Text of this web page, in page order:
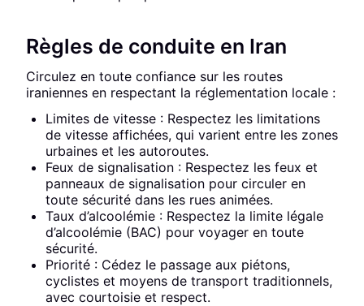
Règles de conduite en Iran
Circulez en toute confiance sur les routes
iraniennes en respectant la réglementation locale :
Limites de vitesse : Respectez les limitations
de vitesse affichées, qui varient entre les zones
urbaines et les autoroutes.
Feux de signalisation : Respectez les feux et
panneaux de signalisation pour circuler en
toute sécurité dans les rues animées.
Taux d’alcoolémie : Respectez la limite légale
d’alcoolémie (BAC) pour voyager en toute
sécurité.
Priorité : Cédez le passage aux piétons,
cyclistes et moyens de transport traditionnels,
avec courtoisie et respect.